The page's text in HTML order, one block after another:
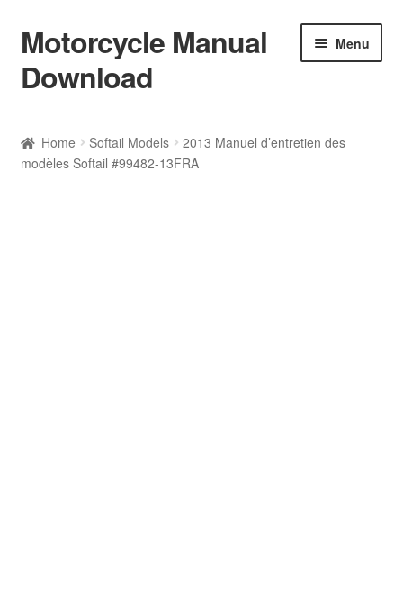
Skip
to
navigation
Skip
to
content
Motorcycle Manual
Download
Menu
Shop
Home Softail Models
2013 Manuel d’entretien des
modèles Softail #99482-13FRA